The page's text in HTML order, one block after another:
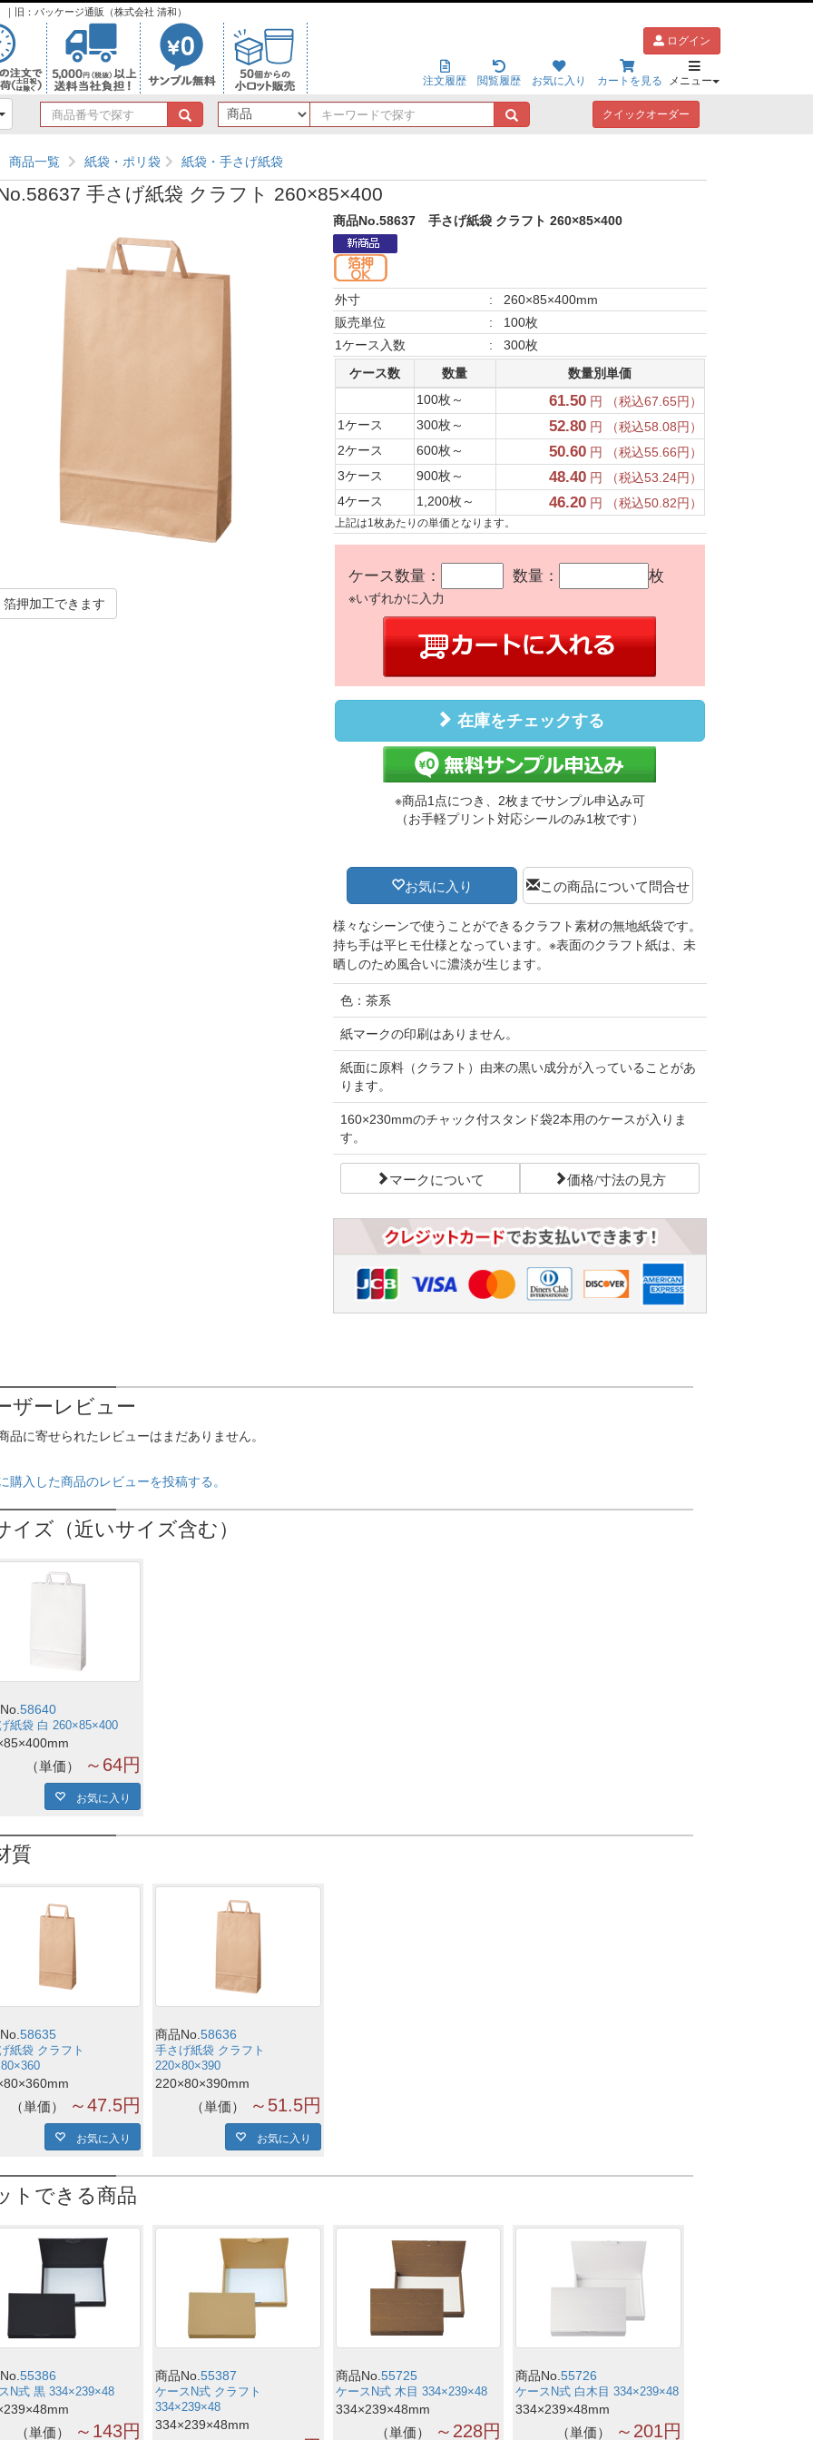
旧：パッケージ通販（株式会社 清和）
ログイン
注文履歴 閲覧履歴 お気に入り カートを見る メニュー
商
品
号
で
探
キ
ー
ド
探
クイックオーダー
商品一覧 紙袋・ポリ袋 紙袋・手さげ紙袋
手さげ紙袋 クラフト 260×85×400
箔押加工できます
商品No.58637 手さげ紙袋 クラフト 260×85×400
外寸 :
260×85×400mm
販売単位
:
100枚
1ケース入数
:
300枚
ケース数
数量
数量別単価
100枚～
61.50円 （税込67.65円）
1ケース
300枚～ 52.80円 （税込58.08円）
2ケース
600枚～ 50.60円 （税込55.66円）
3ケース
900枚～ 48.40円 （税込53.24円）
4ケース
1,200枚～ 46.20円 （税込50.82円）
上記は1枚あたりの単価となります。
ケース数量： 数量： 枚
※いずれかに入力
在庫をチェックする
※商品1点につき、2枚までサンプル申込み可
（お手軽プリント対応シールのみ1枚です）
お気に入り この商品について問合せ
様々なシーンで使うことができるクラフト素材の無地紙袋です。
持ち手は平ヒモ仕様となっています。※表面のクラフト紙は、未
晒しのため風合いに濃淡が生じます。
色：茶系
紙マークの印刷はありません。
紙面に原料（クラフト）由来の黒い成分が入っていることがあ
ります。
160×230mmのチャック付スタンド袋2本用のケースが入りま
す。
マークについて 価格/寸法の見方
ザーレビュー
品に寄せられたレビューはまだありません。
購入した商品のレビューを投稿する。
イズ（近いサイズ含む）
58640
紙袋 白 260×85×400
単価 ～64円
お気に入り
質
58635
紙袋 クラフト
単価 ～47.5円
お気に入り
商品No.58636
手さげ紙袋 クラフト
220×80×390
220×80×390mm
単価 ～51.5円
お気に入り
トできる商品
55386
N式 黒 334×239×48
単価 ～143円
商品No.55387
ケースN式 クラフト
334×239×48
334×239×48mm
商品No.55725
ケースN式 木目 334×239×48
334×239×48mm
単価 ～228円
商品No.55726
ケースN式 白木目 334×239×48
334×239×48mm
単価 ～201円